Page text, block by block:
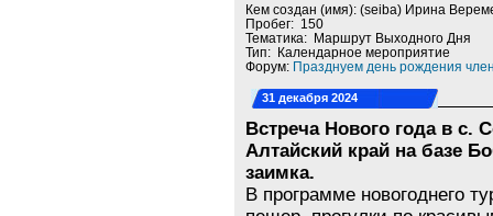
Кем создан (имя): (seiba) Ирина
Пробег: 150
Тематика: Маршрут Выходного Дня
Тип: Календарное мероприятие
Форум: Празднуем день рождения
31 декабря 2024
Встреча Нового года в с.
Алтайский край на базе
заимка.
В программе новогоднего